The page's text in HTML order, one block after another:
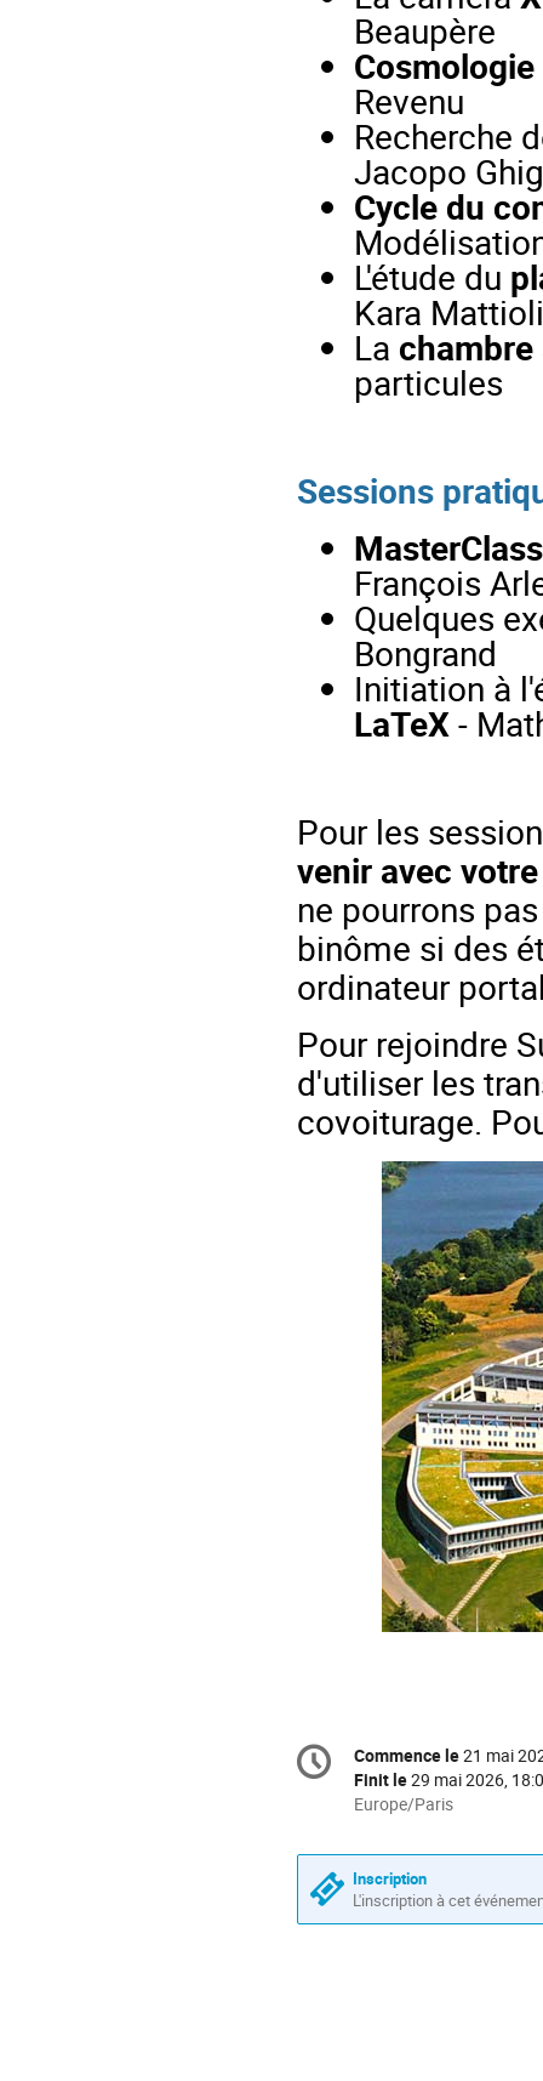
Beaupère
Cosmologie
Revenu
Recherche
Jacopo
Cycle du
L'étude du
Kara
La
particules
Sessions
MasterClass
François
Quelques
Bongrand
Initiation à
LaTeX-
Pour les
venir avec
ne pourrons
binôme si des
ordinateur
Pour rejoindre
d'utiliser les
covoiturage.
Information
de
Date/Heure
Commence le21 mai
Finit le29 mai 2026,
Toutes
horaires
sont
en
Europe/Paris
Europe/Paris
Inscription
L'inscription à cet